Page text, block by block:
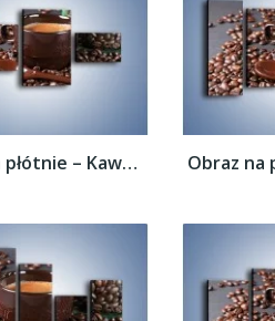
Obraz na płótnie – Kawa w ciemnej...